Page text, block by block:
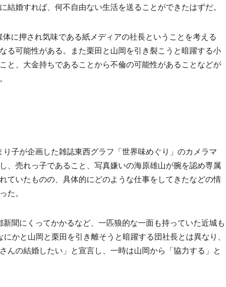
結婚すれば、何不自由ない生活を送ることができたはずだ。
に押され気味である紙メディアの社長ということを考える
る可能性がある。また栗田と山岡を引き裂こうと暗躍する小
と、大金持ちであることから不倫の可能性があることなどが
子が企画した雑誌東西グラフ「世界味めぐり」のカメラマ
、売れっ子であること、写真嫌いの海原雄山が腕を認め専属
ていたものの、具体的にどのような仕事をしてきたなどの情
た。
聞にくってかかるなど、一匹狼的な一面も持っていた近城も
かと山岡と栗田を引き離そうと暗躍する団社長とは異なり、
んの結婚したい」と宣言し、一時は山岡から「協力する」と